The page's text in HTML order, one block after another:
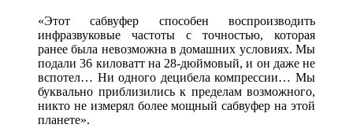
«Этот сабвуфер способен воспроизводить
инфразвуковые частоты с точностью, которая
ранее была невозможна в домашних условиях. Мы
подали 36 киловатт на 28-дюймовый, и он даже не
вспотел… Ни одного децибела компрессии… Мы
буквально приблизились к пределам возможного,
никто не измерял более мощный сабвуфер на этой
планете».